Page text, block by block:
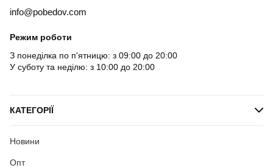
info@pobedov.com
Режим роботи
З понеділка по п'ятницю: з 09:00 до 20:00
У суботу та неділю: з 10:00 до 20:00
КАТЕГОРІЇ
Новини
Опт